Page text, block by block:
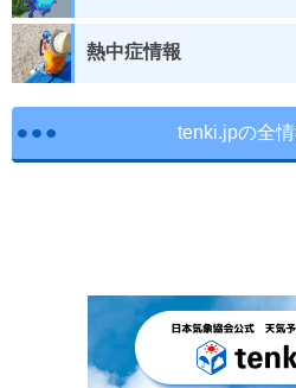
熱中症情報
tenki.jpの全